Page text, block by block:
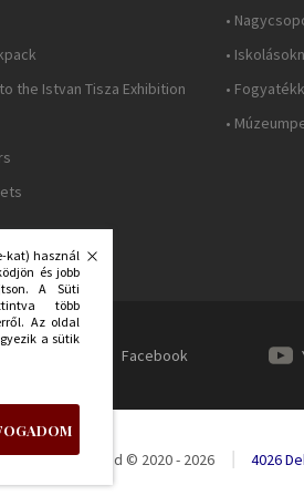
the Istvan Tisza Exhibition
•
•
•
•
Facebook
all rights reserved © 2020 - 2026 4026
kat) használ
és jobb
A Süti
több
Az oldal
a sütik